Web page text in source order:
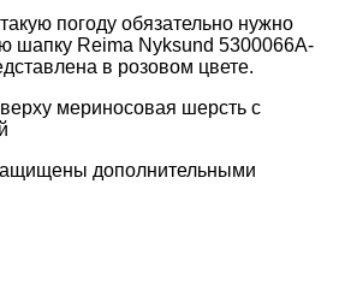
погоду обязательно нужно
шапку Reima Nyksund 5300066A-
в розовом цвете.
мериносовая шерсть с
дополнительными